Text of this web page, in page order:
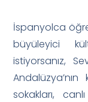
İspanyolca
büyüleyici
istiyorsanız,
sokakları,